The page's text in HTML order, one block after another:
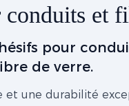
et
pour
de verre.
et une durabilité